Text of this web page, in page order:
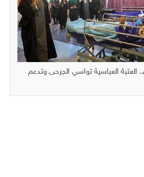
العتبة العباسية تواسي الجرحى وتدعم